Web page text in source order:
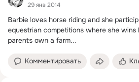
29 янв 2014
Barbie loves horse riding and she
equestrian competitions where she wins
parents own a farm...
Комментировать